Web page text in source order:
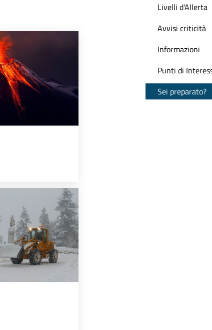
Livelli d'Allerta
Avvisi criticità
Informazioni
Punti di
Sei preparato?